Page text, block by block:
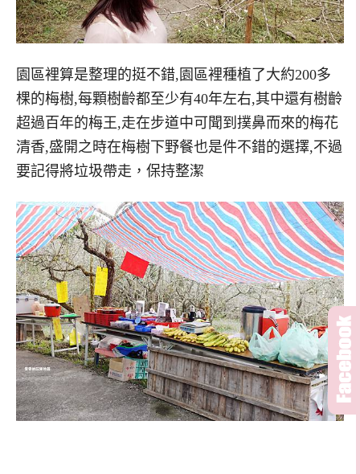
園區裡算是整理的挺不錯,園區裡種植了大約200多
棵的梅樹,每顆樹齡都至少有40年左右,其中還有樹齡
超過百年的梅王,走在步道中可聞到撲鼻而來的梅花
清香,盛開之時在梅樹下野餐也是件不錯的選擇,不過
要記得將垃圾帶走，保持整潔